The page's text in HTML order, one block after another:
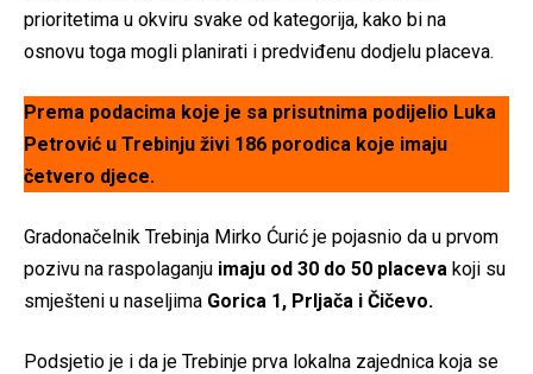
prioritetima u okviru svake od kategorija, kako bi na
osnovu toga mogli planirati i predviđenu dodjelu placeva.
Prema podacima koje je sa prisutnima podijelio Luka
Petrović u Trebinju živi 186 porodica koje imaju
četvero djece.
Gradonačelnik Trebinja Mirko Ćurić je pojasnio da u prvom
pozivu na raspolaganju imaju od 30 do 50 placeva koji su
smješteni u naseljima Gorica 1, Prljača i Čičevo.
Podsjetio je i da je Trebinje prva lokalna zajednica koja se